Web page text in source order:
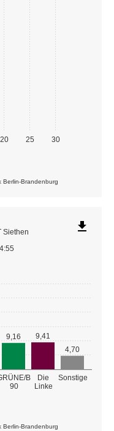
20 25 30
Berlin-Brandenburg
B
90
Die
Linke
Sonstige
9,16
9,41
4,70
Berlin-Brandenburg
Siethen file_download